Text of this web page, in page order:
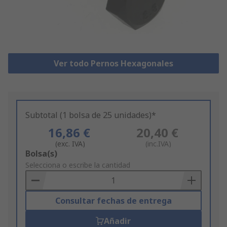
Ver todo Pernos Hexagonales
Subtotal (1 bolsa de 25 unidades)*
16,86 €
(exc. IVA)
20,40 €
(inc.IVA)
Add
to
Basket
Bolsa(s)
Selecciona o escribe la cantidad
Consultar fechas de entrega
Añadir